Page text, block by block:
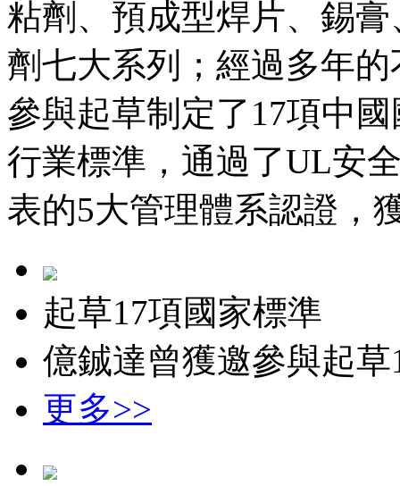
粘劑、預成型焊片、錫
劑七大系列；經過多年
參與起草制定了17項中
行業標準，通過了UL安
表的5大管理體系認證，
起草17項國家標準
億鋮達曾獲邀參與起
更多>>